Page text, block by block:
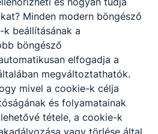
berendezéseket,
mérőeszközöket kezel és
végez kézi és gépi
a spotfényezés, a
kész fényezésen
végez;
feladatokat lát el;
Minden modern böngésző
beállításának a
böngésző
elfogadja a
megváltoztathatók.
mivel a cookie-k célja
és folyamatainak
tétele, a cookie-k
vagy törlése által